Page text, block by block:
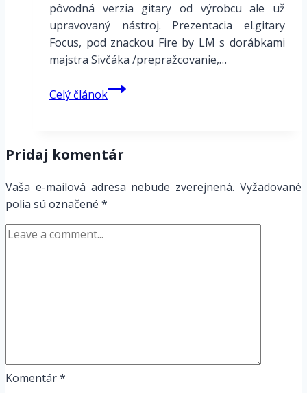
pôvodná verzia gitary od výrobcu ale už
upravovaný nástroj. Prezentacia el.gitary
Focus, pod znackou Fire by LM s dorábkami
majstra Sivčáka /prepražcovanie,…
Celý článokElektrické
gitary
Pridaj komentár
Vaša e-mailová adresa nebude zverejnená. Vyžadované
polia sú označené *
Komentár*